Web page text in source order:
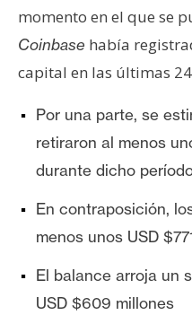
r
e
n
a
T
e
a
s
momento en el que se
Coinbase había
capital en las últimas
Por una parte, se
retiraron al menos
durante dicho
En contraposición,
menos unos USD
El balance arroja un
USD $609 millones